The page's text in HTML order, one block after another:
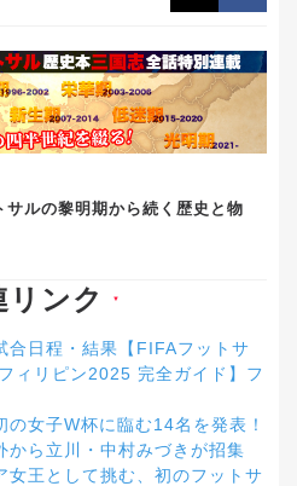
サルの黎明期から続く歴史と物
リンク ▼
合日程・結果【FIFAフットサ
ィリピン2025 完全ガイド】フ
の女子W杯に臨む14名を発表！
から立川・中村みづきが招集
女王として挑む、初のフットサ